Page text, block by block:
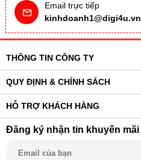
Email trực tiếp
kinhdoanh1@digi4u.vn
THÔNG TIN CÔNG TY
QUY ĐỊNH & CHÍNH SÁCH
HỖ TRỢ KHÁCH HÀNG
Đăng ký nhận tin khuyến mãi